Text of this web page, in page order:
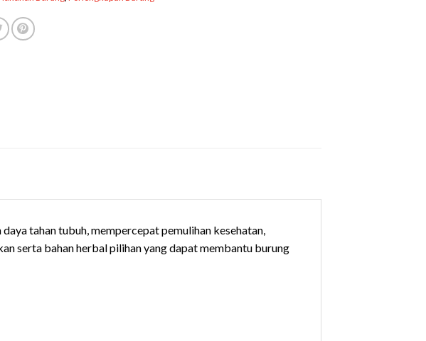
tahan tubuh, mempercepat pemulihan kesehatan,
serta bahan herbal pilihan yang dapat membantu burung